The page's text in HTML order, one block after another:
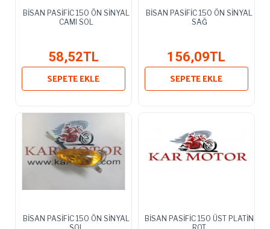
BİSAN PASİFİC 150 ÖN SİNYAL
CAMI SOL
58,52TL
SEPETE EKLE
BİSAN PASİFİC 150 ÖN SİNYAL
SAĞ
156,09TL
SEPETE EKLE
BİSAN PASİFİC 150 ÖN SİNYAL
BİSAN PASİFİC 150 ÜST PLATİN